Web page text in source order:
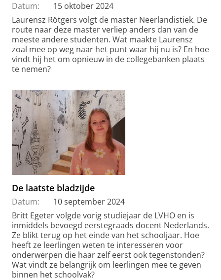
Datum:
15 oktober 2024
Laurensz Rötgers volgt de master Neerlandistiek. De
route naar deze master verliep anders dan van de
meeste andere studenten. Wat maakte Laurensz
zoal mee op weg naar het punt waar hij nu is? En hoe
vindt hij het om opnieuw in de collegebanken plaats
te nemen?
De laatste bladzijde
Datum:
10 september 2024
Britt Egeter volgde vorig studiejaar de LVHO en is
inmiddels bevoegd eerstegraads docent Nederlands.
Ze blikt terug op het einde van het schooljaar. Hoe
heeft ze leerlingen weten te interesseren voor
onderwerpen die haar zelf eerst ook tegenstonden?
Wat vindt ze belangrijk om leerlingen mee te geven
binnen het schoolvak?